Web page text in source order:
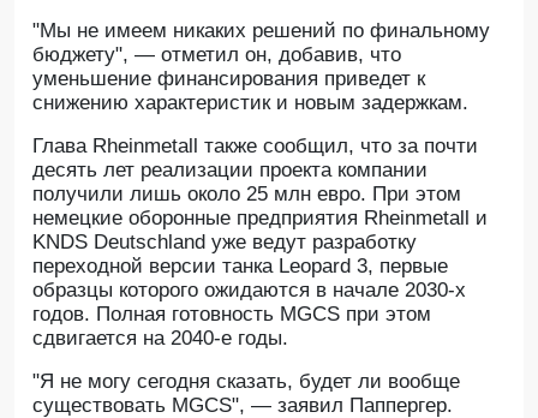
"Мы не имеем никаких решений по финальному
бюджету", — отметил он, добавив, что
уменьшение финансирования приведет к
снижению характеристик и новым задержкам.
Глава Rheinmetall также сообщил, что за почти
десять лет реализации проекта компании
получили лишь около 25 млн евро. При этом
немецкие оборонные предприятия Rheinmetall и
KNDS Deutschland уже ведут разработку
переходной версии танка Leopard 3, первые
образцы которого ожидаются в начале 2030-х
годов. Полная готовность MGCS при этом
сдвигается на 2040-е годы.
"Я не могу сегодня сказать, будет ли вообще
существовать MGCS", — заявил Паппергер.